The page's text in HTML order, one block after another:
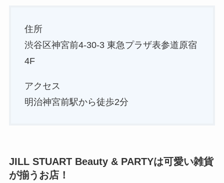
住所
渋谷区神宮前4-30-3 東急プラザ表参道原宿
4F
アクセス
明治神宮前駅から徒歩2分
JILL STUART Beauty & PARTYは可愛い雑貨
が揃うお店！